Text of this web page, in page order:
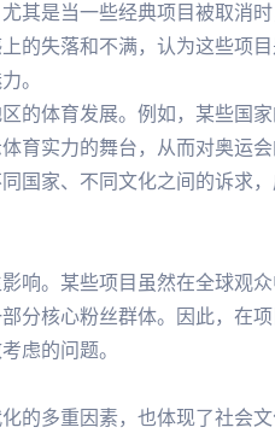
其是当一些经典项目被取消
的失落和不满，认为这些项
。
的体育发展。例如，某些国家
育实力的舞台，从而对奥运
国家、不同文化之间的诉求
响。某些项目虽然在全球观
分核心粉丝群体。因此，在
虑的问题。
的多重因素，也体现了社会文